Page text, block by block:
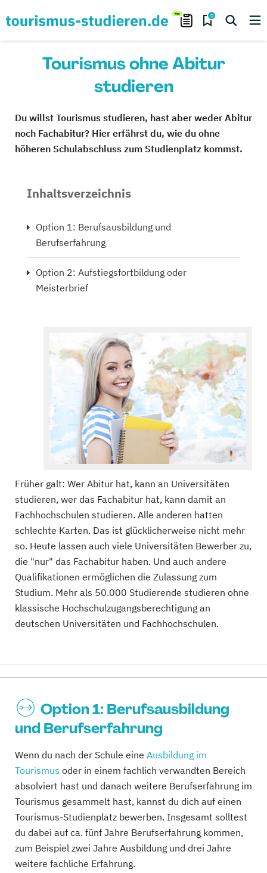
0
Tourismus ohne Abitur
studieren
Du willst Tourismus studieren, hast aber weder Abitur
noch Fachabitur? Hier erfährst du, wie du ohne
höheren Schulabschluss zum Studienplatz kommst.
Inhaltsverzeichnis
Option 1: Berufsausbildung und
Berufserfahrung
Option 2: Aufstiegsfortbildung oder
Meisterbrief
Früher galt: Wer Abitur hat, kann an Universitäten
studieren, wer das Fachabitur hat, kann damit an
Fachhochschulen studieren. Alle anderen hatten
schlechte Karten. Das ist glücklicherweise nicht mehr
so. Heute lassen auch viele Universitäten Bewerber zu,
die "nur" das Fachabitur haben. Und auch andere
Qualifikationen ermöglichen die Zulassung zum
Studium. Mehr als 50.000 Studierende studieren ohne
klassische Hochschulzugangsberechtigung an
deutschen Universitäten und Fachhochschulen.
Option 1: Berufsausbildung
und Berufserfahrung
Wenn du nach der Schule eine Ausbildung im
Tourismus oder in einem fachlich verwandten Bereich
absolviert hast und danach weitere Berufserfahrung im
Tourismus gesammelt hast, kannst du dich auf einen
Tourismus-Studienplatz bewerben. Insgesamt solltest
du dabei auf ca. fünf Jahre Berufserfahrung kommen,
zum Beispiel zwei Jahre Ausbildung und drei Jahre
weitere fachliche Erfahrung.